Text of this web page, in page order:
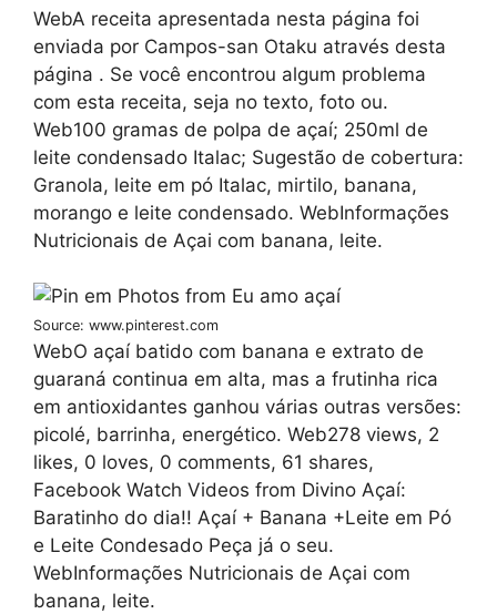
WebA receita apresentada nesta página foi
enviada por Campos-san Otaku através desta
página . Se você encontrou algum problema
com esta receita, seja no texto, foto ou.
Web100 gramas de polpa de açaí; 250ml de
leite condensado Italac; Sugestão de cobertura:
Granola, leite em pó Italac, mirtilo, banana,
morango e leite condensado. WebInformações
Nutricionais de Açai com banana, leite.
Source: www.pinterest.com
WebO açaí batido com banana e extrato de
guaraná continua em alta, mas a frutinha rica
em antioxidantes ganhou várias outras versões:
picolé, barrinha, energético. Web278 views, 2
likes, 0 loves, 0 comments, 61 shares,
Facebook Watch Videos from Divino Açaí:
Baratinho do dia!! Açaí + Banana +Leite em Pó
e Leite Condesado Peça já o seu.
WebInformações Nutricionais de Açai com
banana, leite.